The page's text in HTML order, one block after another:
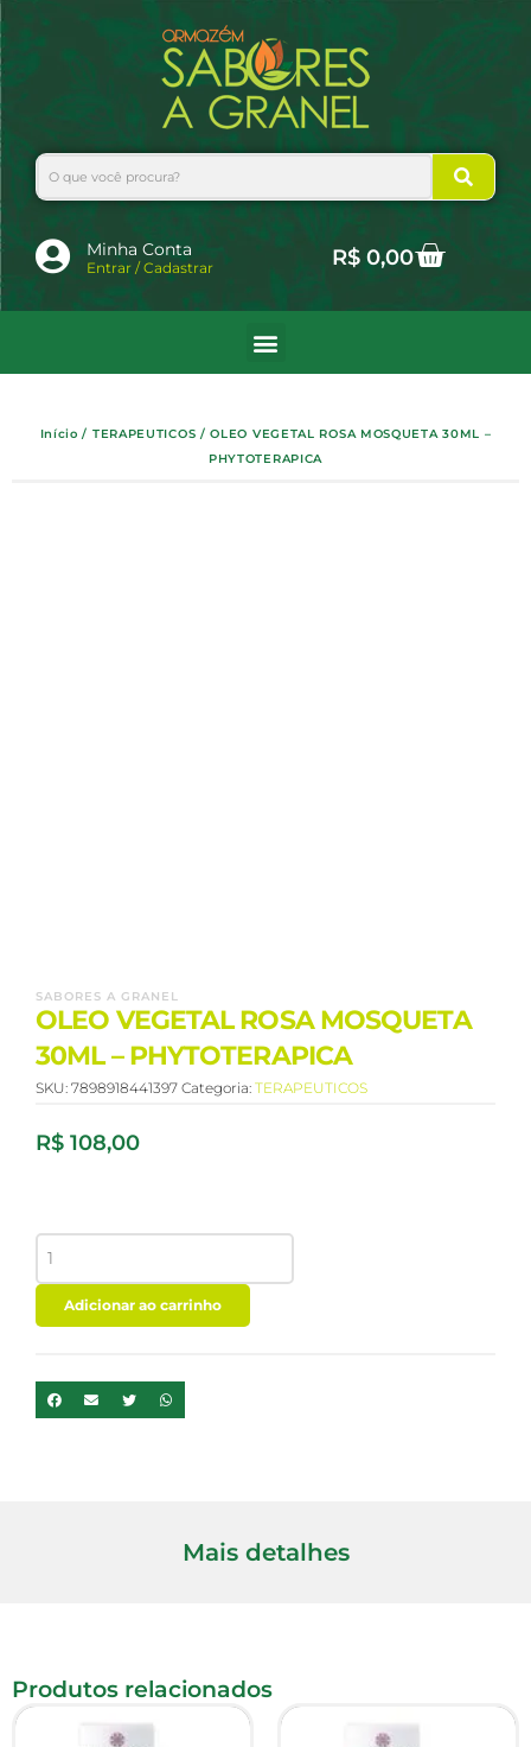
para
o
conteúdo
Search
Minha Conta
Entrar / Cadastrar R$0,00Cart
Início / TERAPEUTICOS / OLEO VEGETAL ROSA MOSQUETA 30ML –
PHYTOTERAPICA
SABORES A GRANEL
OLEO VEGETAL ROSA MOSQUETA
30ML – PHYTOTERAPICA
SKU: 7898918441397 Categoria: TERAPEUTICOS
R$ 108,00
VEGETAL
ROSA
MOSQUETA
30ML
PHYTOTERAPICA
quantidade
Adicionar ao carrinho
Mais detalhes
Produtos relacionados